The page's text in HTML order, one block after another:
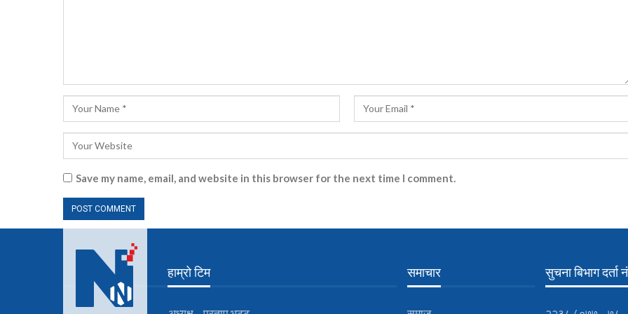
Save my name, email, and website in this browser for the next time I comment.
हाम्रो टिम समाचार सुचना बिभाग दर्ता